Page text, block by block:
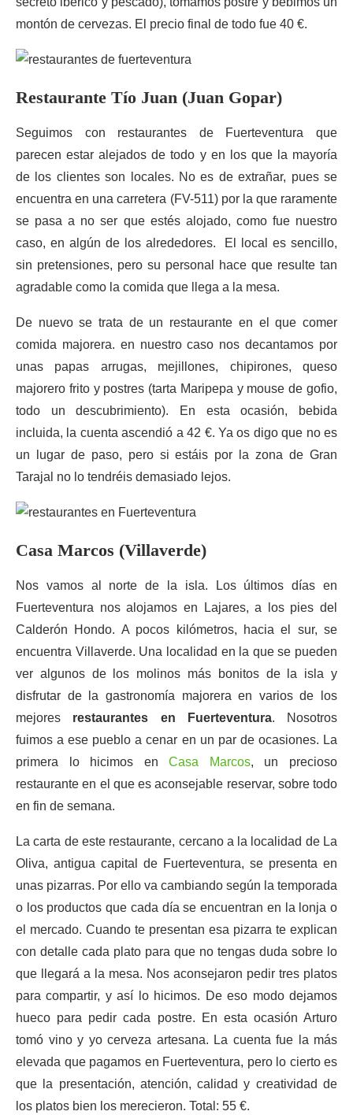
montón de cervezas. El precio final de todo fue 40 €.
Restaurante Tío Juan (Juan Gopar)
Seguimos con restaurantes de Fuerteventura que
parecen estar alejados de todo y en los que la mayoría
de los clientes son locales. No es de extrañar, pues se
encuentra en una carretera (FV-511) por la que raramente
se pasa a no ser que estés alojado, como fue nuestro
caso, en algún de los alrededores. El local es sencillo,
sin pretensiones, pero su personal hace que resulte tan
agradable como la comida que llega a la mesa.
De nuevo se trata de un restaurante en el que comer
comida majorera. en nuestro caso nos decantamos por
unas papas arrugas, mejillones, chipirones, queso
majorero frito y postres (tarta Maripepa y mouse de gofio,
todo un descubrimiento). En esta ocasión, bebida
incluida, la cuenta ascendió a 42 €. Ya os digo que no es
un lugar de paso, pero si estáis por la zona de Gran
Tarajal no lo tendréis demasiado lejos.
Casa Marcos (Villaverde)
Nos vamos al norte de la isla. Los últimos días en
Fuerteventura nos alojamos en Lajares, a los pies del
Calderón Hondo. A pocos kilómetros, hacia el sur, se
encuentra Villaverde. Una localidad en la que se pueden
ver algunos de los molinos más bonitos de la isla y
disfrutar de la gastronomía majorera en varios de los
mejores restaurantes en Fuerteventura. Nosotros
fuimos a ese pueblo a cenar en un par de ocasiones. La
primera lo hicimos enCasa Marcos, un precioso
restaurante en el que es aconsejable reservar, sobre todo
en fin de semana.
La carta de este restaurante, cercano a la localidad de La
Oliva, antigua capital de Fuerteventura, se presenta en
unas pizarras. Por ello va cambiando según la temporada
o los productos que cada día se encuentran en la lonja o
el mercado. Cuando te presentan esa pizarra te explican
con detalle cada plato para que no tengas duda sobre lo
que llegará a la mesa. Nos aconsejaron pedir tres platos
para compartir, y así lo hicimos. De eso modo dejamos
hueco para pedir cada postre. En esta ocasión Arturo
tomó vino y yo cerveza artesana. La cuenta fue la más
elevada que pagamos en Fuerteventura, pero lo cierto es
que la presentación, atención, calidad y creatividad de
los platos bien los merecieron. Total: 55 €.